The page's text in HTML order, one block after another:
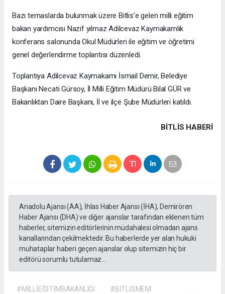
Bazı temaslarda bulunmak üzere Bitlis’e gelen milli eğitim
bakan yardımcısı Nazif yılmaz Adilcevaz Kaymakamlık
konferans salonunda Okul Müdürleri ile eğitim ve öğretimi
genel değerlendirme toplantısı düzenledi.
Toplantıya Adilcevaz Kaymakamı İsmail Demir, Belediye
Başkanı Necati Gürsoy, İl Milli Eğitim Müdürü Bilal GÜR ve
Bakanlıktan Daire Başkanı, İl ve ilçe Şube Müdürleri katıldı.
BITLIS HABERİ
Anadolu Ajansı (AA), İhlas Haber Ajansı (İHA), Demirören
Haber Ajansı (DHA) ve diğer ajanslar tarafından eklenen tüm
haberler, sitemizin editörlerinin müdahalesi olmadan ajans
kanallarından çekilmektedir. Bu haberlerde yer alan hukuki
muhataplar haberi geçen ajanslar olup sitemizin hiç bir
editörü sorumlu tutulamaz...
#MİLLİEĞİTİMBAKANLIĞI
#BİTLİSMEM